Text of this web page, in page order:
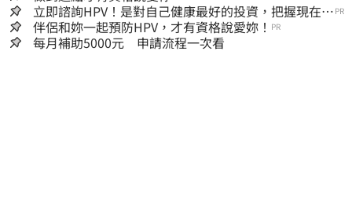
立即諮詢HPV！是對自己健康最好的投資，把握現在不
嫌晚！
PR
伴侶和妳一起預防HPV，才有資格說愛妳！ PR
每月補助5000元 申請流程一次看